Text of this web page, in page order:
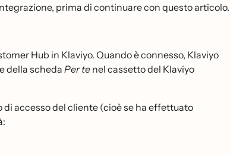
prima di continuare con questo articolo.
Hub in Klaviyo. Quando è connesso, Klaviyo
della schedaPer te nel cassetto del Klaviyo
accesso del cliente (cioè se ha effettuato